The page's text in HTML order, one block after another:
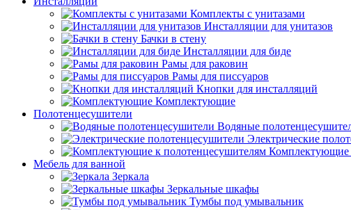
Комплекты с унитазами
Инсталляции для унитазов
Бачки в стену
Инсталляции для биде
Рамы для раковин
Рамы для писсуаров
Кнопки для инсталляций
Комплектующие
Полотенцесушители
Водяные
Электрические
Комплектующие
Мебель для ванной
Зеркала
Зеркальные шкафы
Тумбы под умывальник